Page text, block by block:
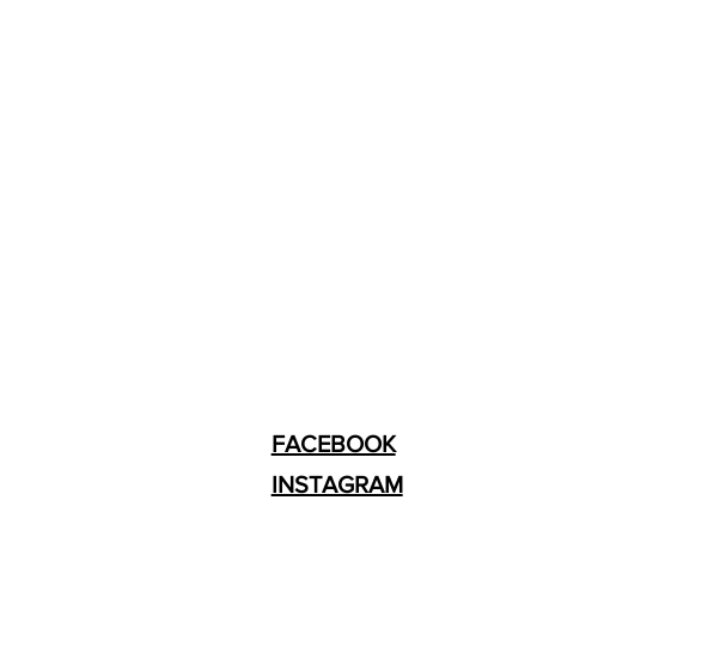
FACEBOOK
INSTAGRAM